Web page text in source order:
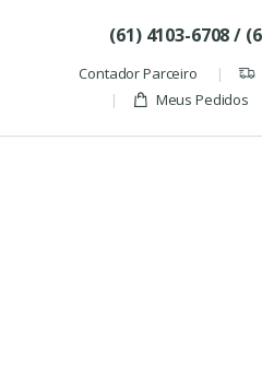
(61) 4103-6708 /
Contador Parceiro
Meus Pedidos